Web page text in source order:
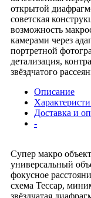
открытой
советская
возможность
камерами через
портретной
детализация,
звёздчатого
Описание
Доставка и
-
Супер макро
универсальный
фокусное
схема Тессар,